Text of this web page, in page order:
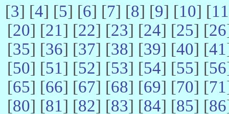
[3] [4] [5] [6] [7] [8] [9] [10] [11
[20] [21] [22] [23] [24] [25] [26
[35] [36] [37] [38] [39] [40] [41
[50] [51] [52] [53] [54] [55] [56
[65] [66] [67] [68] [69] [70] [71
[80] [81] [82] [83] [84] [85] [86